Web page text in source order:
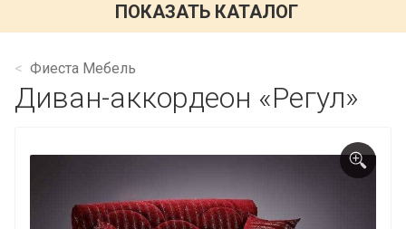
ПОКАЗАТЬ КАТАЛОГ
Фиеста Мебель
Диван-аккордеон «Регул»